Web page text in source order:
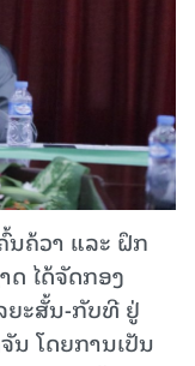
ຄ້ວາ ແລະ ຝຶກ
ດ ໄດ້ຈັດກອງ
ຍະສັ້ນ-ກັບທີ ຢູ່
ນ ໂດຍການເປັນ